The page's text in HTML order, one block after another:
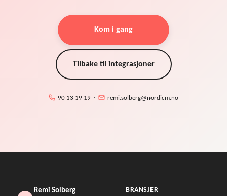
Kom i gang
Tilbake til integrasjoner
90 13 19 19 · remi.solberg@nordicm.no
Remi Solberg BRANSJER